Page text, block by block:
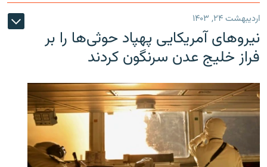
اردیبهشت ۲۴, ۱۴۰۳
نیروهای آمریکایی پهپاد حوثی‌ها را بر
فراز خلیج عدن سرنگون کردند